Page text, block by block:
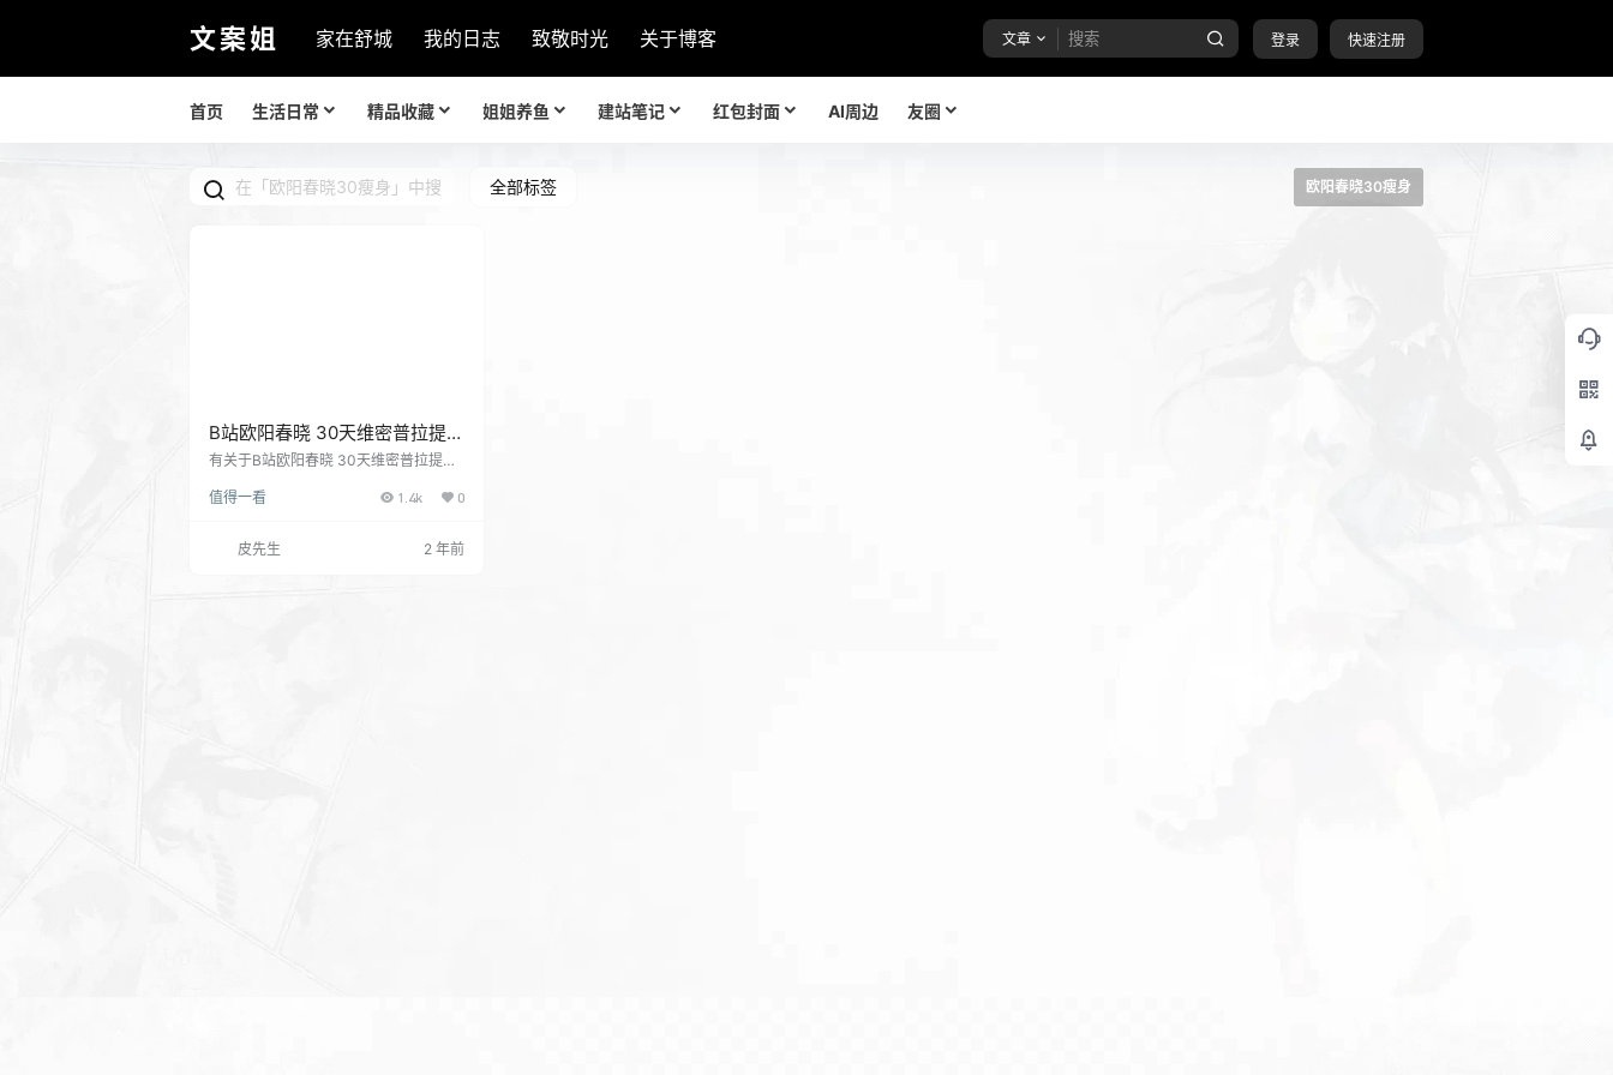
文案姐 家在舒城 我的日志 致敬时光 关于博客 文章 登录 快速注册
首页 生活日常 精品收藏 姐姐养鱼 建站笔记 红包封面 AI周边 友圈
全部标签 欧阳春晓30瘦身
B站欧阳春晓 30天维密普拉提居
家瘦身健康课
有关于B站欧阳春晓 30天维密普拉提居
天维密普拉提居家瘦身课+食谱（完结）
普拉提+动感芭蓸小球 痩腰美背 核心强
化.mp4 第5周加练 大基数冲刺刷脂掉秤
值得一看 1.4k 0
皮先生 2 年前